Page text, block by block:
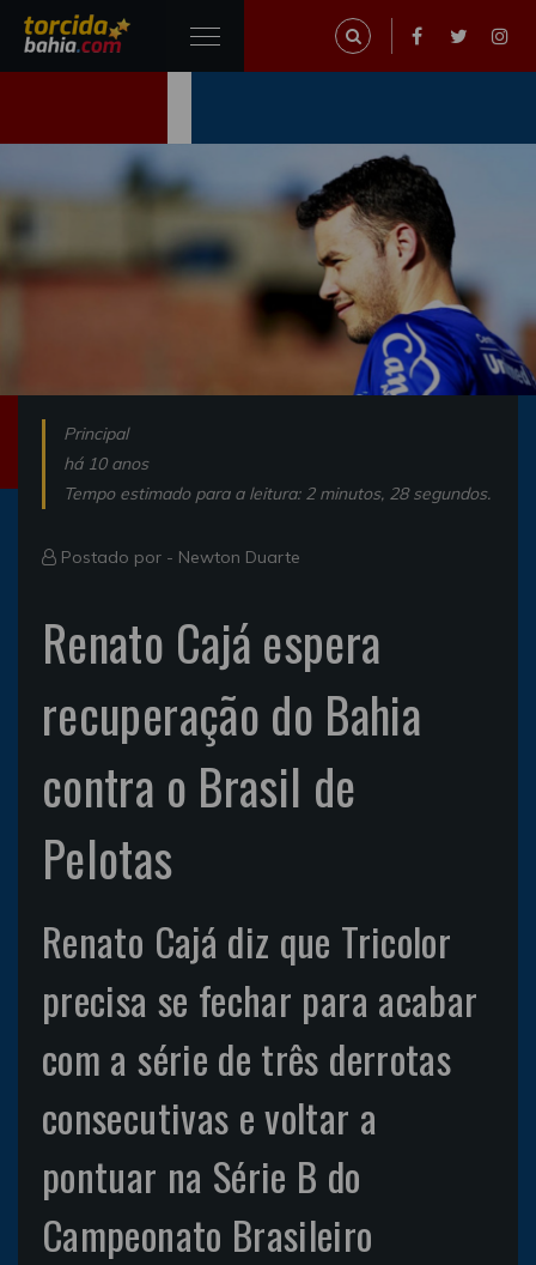
Principal
há 10 anos
Tempo estimado para a leitura: 2 minutos, 28 segundos.
Postado por - Newton Duarte
Renato Cajá espera
recuperação do Bahia
contra o Brasil de
Pelotas
Renato Cajá diz que Tricolor
precisa se fechar para acabar
com a série de três derrotas
consecutivas e voltar a
pontuar na Série B do
Campeonato Brasileiro